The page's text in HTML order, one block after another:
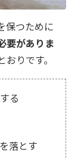
保つために
要がありま
りです。
る
落とす